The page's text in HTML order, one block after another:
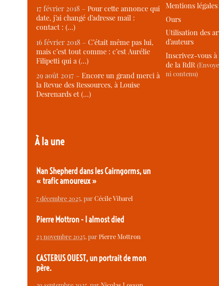
17 février 2018 –Pour cette annonce qui
date, j’ai changé d’adresse mail :
contact : (…)
16 février 2018 –C’était même pas lui,
mais c’est tout comme : c’est Aurélie
Filipetti qui a (…)
29 août 2017 –Encore un grand merci à
la Revue des Ressources, à Louise
Desrenards et (…)
À la une
Nan Shepherd dans les Cairngorms, un
« trafic amoureux »
7 décembre 2025, parCécile Vibarel
Pierre Mottron - I almost died
23 novembre 2025, parPierre Mottron
CASTERUS OUEST, un portrait de mon
père.
Mentions légales
Ours
Utilisation des
d’auteurs
Inscrivez-vous
de la RdR
ni contenu)